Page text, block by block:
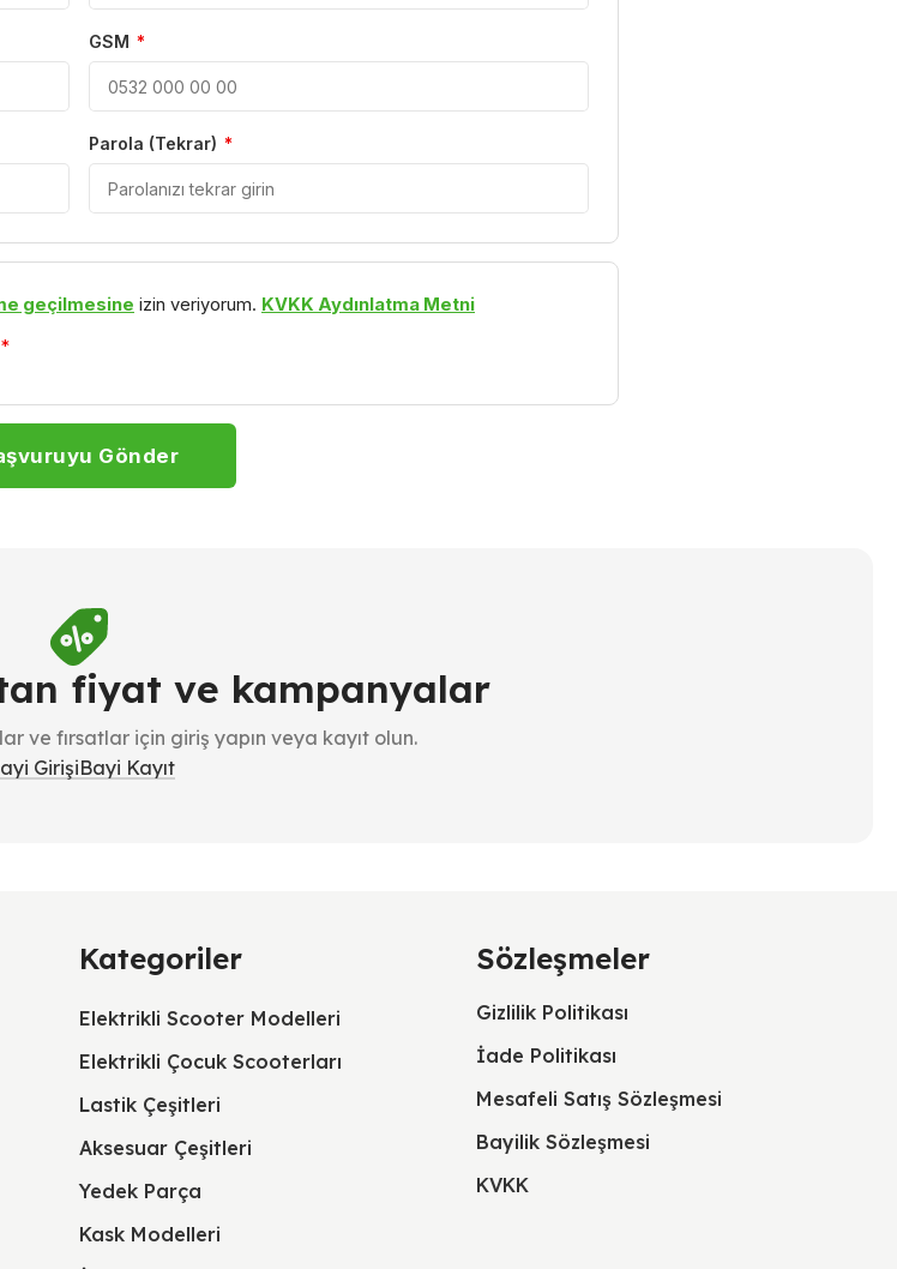
GSM *
Parola (Tekrar) *
geçilmesine izin veriyorum. KVKK Aydınlatma Metni
*
Gönder
fiyat ve kampanyalar
ve fırsatlar için giriş yapın veya kayıt olun.
GirişiBayi Kayıt
Kategoriler
Elektrikli Scooter Modelleri
Elektrikli Çocuk Scooterları
Lastik Çeşitleri
Aksesuar Çeşitleri
Yedek Parça
Kask Modelleri
Sözleşmeler
Gizlilik Politikası
İade Politikası
Mesafeli Satış Sözleşmesi
Bayilik Sözleşmesi
KVKK